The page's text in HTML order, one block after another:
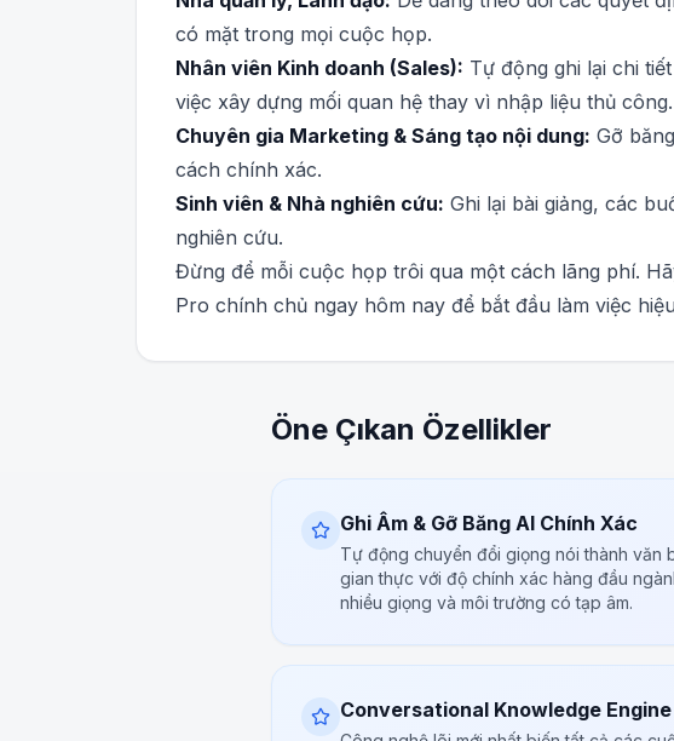
có mặt trong mọi cuộc họp.
Nhân viên Kinh doanh (Sales): Tự động ghi lại chi
việc xây dựng mối quan hệ thay vì nhập liệu thủ công.
Chuyên gia Marketing & Sáng tạo nội dung: Gỡ
cách chính xác.
Sinh viên & Nhà nghiên cứu: Ghi lại bài giảng, các
nghiên cứu.
Đừng để mỗi cuộc họp trôi qua một cách lãng phí.
Pro chính chủ ngay hôm nay để bắt đầu làm việc
Öne Çıkan Özellikler
Ghi Âm & Gỡ Băng AI Chính Xác
Tự động chuyển đổi giọng nói thành văn
gian thực với độ chính xác hàng đầu
nhiều giọng và môi trường có tạp âm.
Conversational Knowledge Engine